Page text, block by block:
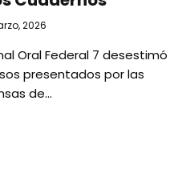
2026
Oral Federal 7 desestimó
presentados por las
de…